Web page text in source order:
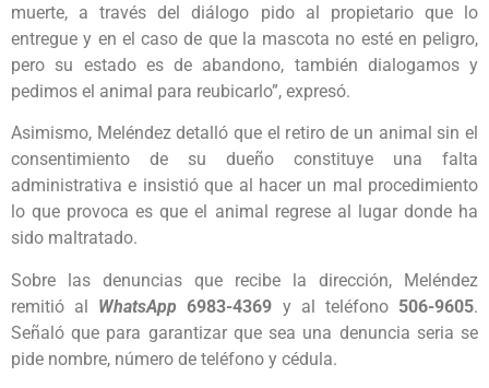
muerte, a través del diálogo pido al propietario que lo
entregue y en el caso de que la mascota no esté en peligro,
pero su estado es de abandono, también dialogamos y
pedimos el animal para reubicarlo”, expresó.
Asimismo, Meléndez detalló que el retiro de un animal sin el
consentimiento de su dueño constituye una falta
administrativa e insistió que al hacer un mal procedimiento
lo que provoca es que el animal regrese al lugar donde ha
sido maltratado.
Sobre las denuncias que recibe la dirección, Meléndez
remitió al WhatsApp 6983-4369 y al teléfono 506-9605.
Señaló que para garantizar que sea una denuncia seria se
pide nombre, número de teléfono y cédula.